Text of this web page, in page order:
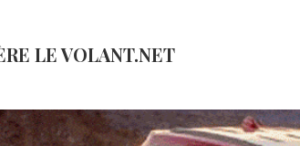
LE VOLANT.NET